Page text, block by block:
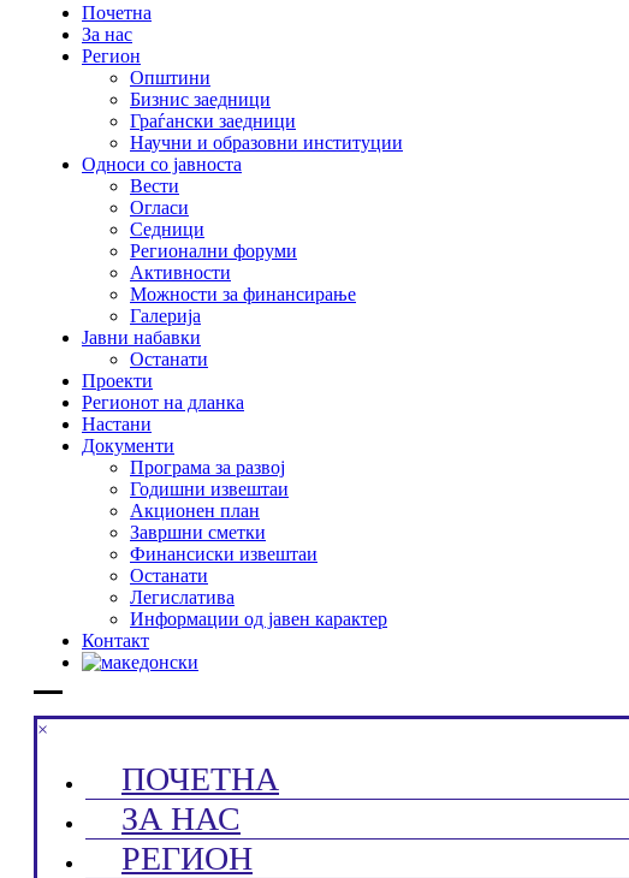
Почетна
За нас
Регион
Општини
Бизнис заедници
Граѓански заедници
Научни и образовни институции
Односи со јавноста
Вести
Огласи
Седници
Регионални форуми
Активности
Можности за финансирање
Галерија
Јавни набавки
Останати
Проекти
Регионот на дланка
Настани
Документи
Програма за развој
Годишни извештаи
Акционен план
Завршни сметки
Финансиски извештаи
Останати
Легислатива
Информации од јавен карактер
Контакт
×
ПОЧЕТНА
ЗА НАС
РЕГИОН